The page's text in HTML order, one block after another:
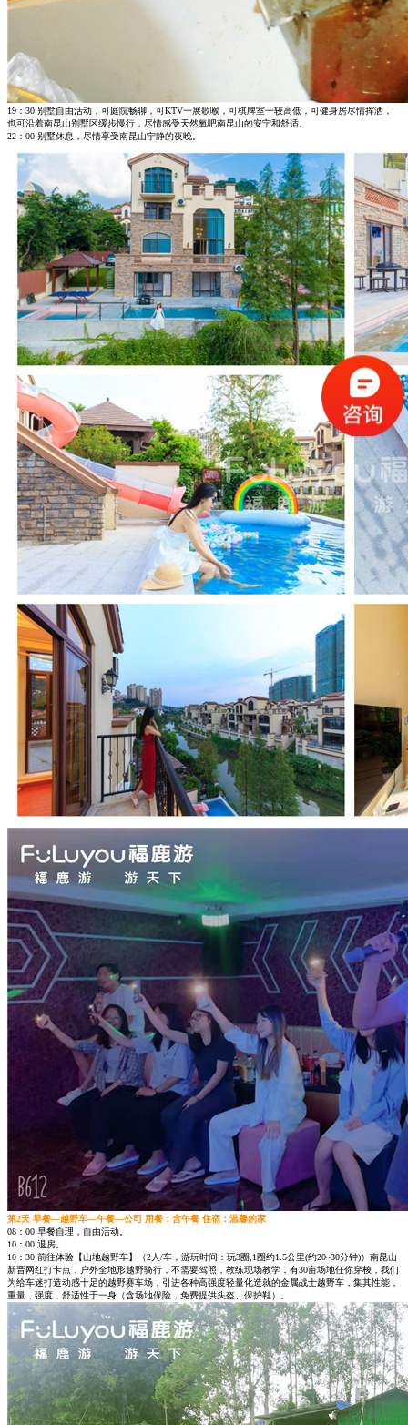
19：30 别墅自由活动，可庭院畅聊，可KTV一展歌喉，可棋牌室一较高低，可健身房尽情挥洒，
也可沿着南昆山别墅区缓步慢行，尽情感受天然氧吧南昆山的安宁和舒适。
22：00 别墅休息，尽情享受南昆山宁静的夜晚。
第2天 早餐—越野车—午餐—公司 用餐：含午餐 住宿：温馨的家
08：00 早餐自理，自由活动。
10：00 退房。
10：30 前往体验【山地越野车】（2人/车，游玩时间：玩3圈,1圈约1.5公里(约20~30分钟)）南昆山
新晋网红打卡点，户外全地形越野骑行，不需要驾照，教练现场教学，有30亩场地任你穿梭，我们
为给车迷打造动感十足的越野赛车场，引进各种高强度轻量化造就的金属战士越野车，集其性能，
重量，强度，舒适性于一身（含场地保险，免费提供头盔、保护鞋）。